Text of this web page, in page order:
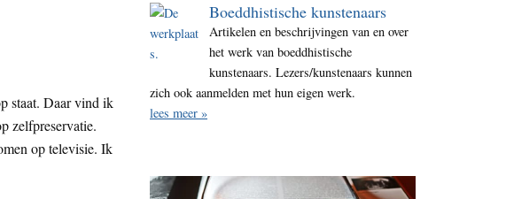
Oekraïne
staat. Daar vind ik
zelfpreservatie.
op televisie. Ik
Boeddhistische kunstenaars
Artikelen en beschrijvingen van en over
het werk van boeddhistische
kunstenaars. Lezers/kunstenaars kunnen
zich ook aanmelden met hun eigen werk.
lees meer »